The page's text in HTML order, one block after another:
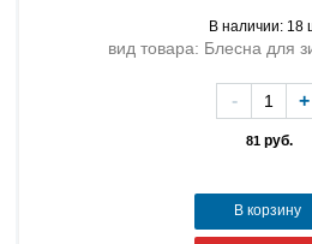
В наличии: 18
вид товара: Блесна для
81руб.
- +
В корзину